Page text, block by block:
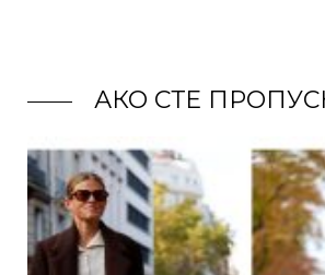
АКО СТЕ